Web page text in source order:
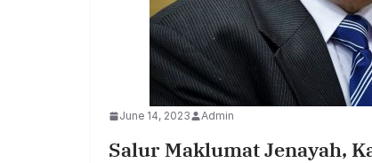
June 14, 2023 Admin
Salur Maklumat Jenayah,